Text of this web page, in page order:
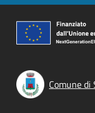
Comune di